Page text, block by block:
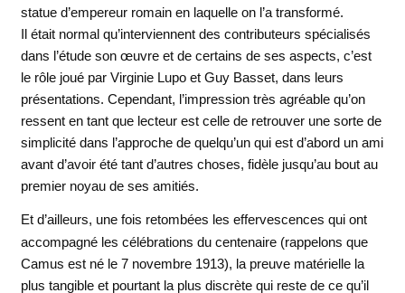
statue d’empereur romain en laquelle on l’a transformé.
Il était normal qu’interviennent des contributeurs spécialisés
dans l’étude son œuvre et de certains de ses aspects, c’est
le rôle joué par Virginie Lupo et Guy Basset, dans leurs
présentations. Cependant, l’impression très agréable qu’on
ressent en tant que lecteur est celle de retrouver une sorte de
simplicité dans l’approche de quelqu’un qui est d’abord un ami
avant d’avoir été tant d’autres choses, fidèle jusqu’au bout au
premier noyau de ses amitiés.
Et d’ailleurs, une fois retombées les effervescences qui ont
accompagné les célébrations du centenaire (rappelons que
Camus est né le 7 novembre 1913), la preuve matérielle la
plus tangible et pourtant la plus discrète qui reste de ce qu’il